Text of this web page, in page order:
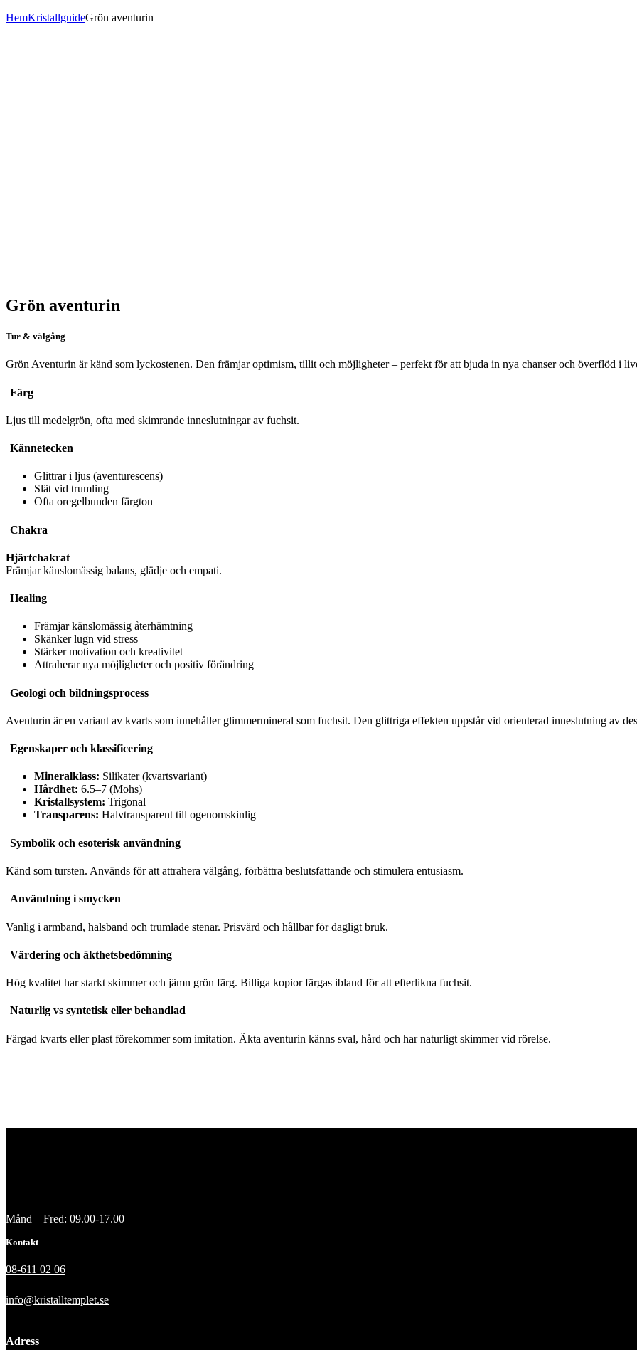
HemKristallguideGrön aventurin
Grön aventurin
Tur & välgång
Grön Aventurin är känd som lyckostenen. Den främjar optimism, tillit och möjligheter – perfekt för att bjuda in nya chanser och överflöd i
Färg
Ljus till medelgrön, ofta med skimrande inneslutningar av fuchsit.
Kännetecken
Glittrar i ljus (aventurescens)
Slät vid trumling
Ofta oregelbunden färgton
Chakra
Hjärtchakrat
Främjar känslomässig balans, glädje och empati.
Healing
Främjar känslomässig återhämtning
Skänker lugn vid stress
Stärker motivation och kreativitet
Attraherar nya möjligheter och positiv förändring
Geologi och bildningsprocess
Aventurin är en variant av kvarts som innehåller glimmermineral som fuchsit. Den glittriga effekten uppstår vid orienterad inneslutning av
Egenskaper och klassificering
Mineralklass: Silikater (kvartsvariant)
Hårdhet: 6.5–7 (Mohs)
Kristallsystem: Trigonal
Transparens: Halvtransparent till ogenomskinlig
Symbolik och esoterisk användning
Känd som tursten. Används för att attrahera välgång, förbättra beslutsfattande och stimulera entusiasm.
Användning i smycken
Vanlig i armband, halsband och trumlade stenar. Prisvärd och hållbar för dagligt bruk.
Värdering och äkthetsbedömning
Hög kvalitet har starkt skimmer och jämn grön färg. Billiga kopior färgas ibland för att efterlikna fuchsit.
Naturlig vs syntetisk eller behandlad
Färgad kvarts eller plast förekommer som imitation. Äkta aventurin känns sval, hård och har naturligt skimmer vid rörelse.
Månd – Fred: 09.00-17.00
Kontakt
08-611 02 06
info@kristalltemplet.se
Adress